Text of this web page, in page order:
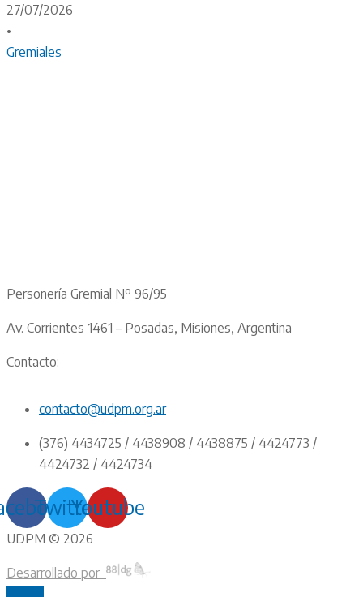
27/07/2026
•
Gremiales
Personería Gremial Nº 96/95
Av. Corrientes 1461 – Posadas, Misiones, Argentina
Contacto:
contacto@udpm.org.ar
(376) 4434725 / 4438908 / 4438875 / 4424773 /
4424732 / 4424734
TwitterYoutube
UDPM © 2026
Desarrollado por